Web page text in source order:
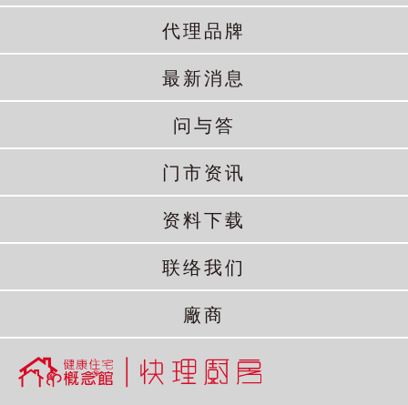
代理品牌
最新消息
问与答
门市资讯
资料下载
联络我们
廠商